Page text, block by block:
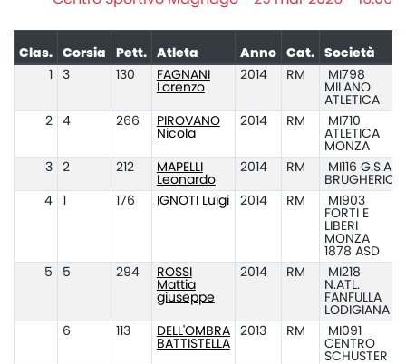
Clas. Corsia Pett. Atleta Anno Cat. Società
3 130
FAGNANI
Lorenzo
2014 RM
MI798
MILANO
ATLETICA
2
4 266
PIROVANO
Nicola
2014 RM
MI710
ATLETICA
MONZA
3
2 212
MAPELLI
Leonardo
2014 RM
MI116 G.S.A.
BRUGHERIO
4
176 IGNOTI Luigi 2014 RM
MI903
FORTI E
LIBERI
MONZA
1878 ASD
5
5 294
ROSSI
Mattia
giuseppe
2014 RM
MI218
N.ATL.
FANFULLA
LODIGIANA
6
113
DELL'OMBRA
BATTISTELLA
2013 RM
MI091
CENTRO
SCHUSTER